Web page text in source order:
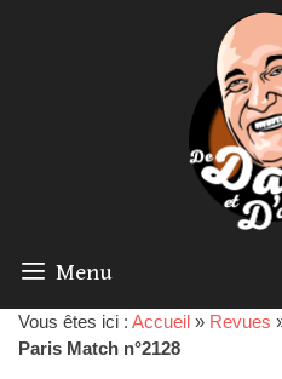
Menu
Vous êtes ici : Accueil » Revues
Paris Match n°2128